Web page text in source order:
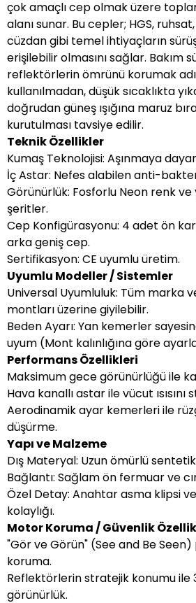
çok amaçlı cep olmak üzere
alanı sunar. Bu cepler; HGS,
cüzdan gibi temel ihtiyaçların
erişilebilir olmasını sağlar. Bakım
reflektörlerin ömrünü korumak
kullanılmadan, düşük sıcaklıkta
doğrudan güneş ışığına maruz
kurutulması tavsiye edilir.
Teknik Özellikler
Kumaş Teknolojisi: Aşınmaya
İç Astar: Nefes alabilen anti-
Görünürlük: Fosforlu Neon renk ve
şeritler.
Cep Konfigürasyonu: 4 adet ön
arka geniş cep.
Sertifikasyon: CE uyumlu üretim.
Uyumlu Modeller / Sistemler
Universal Uyumluluk: Tüm marka
montları üzerine giyilebilir.
Beden Ayarı: Yan kemerler
uyum (Mont kalınlığına göre
Performans Özellikleri
Maksimum gece görünürlüğü ile
Hava kanallı astar ile vücut
Aerodinamik ayar kemerleri ile
düşürme.
Yapı ve Malzeme
Dış Materyal: Uzun ömürlü
Bağlantı: Sağlam ön fermuar ve
Özel Detay: Anahtar asma klipsi
kolaylığı.
Motor Koruma / Güvenlik
"Gör ve Görün" (See and Be
koruma.
Reflektörlerin stratejik konumu ile
görünürlük.